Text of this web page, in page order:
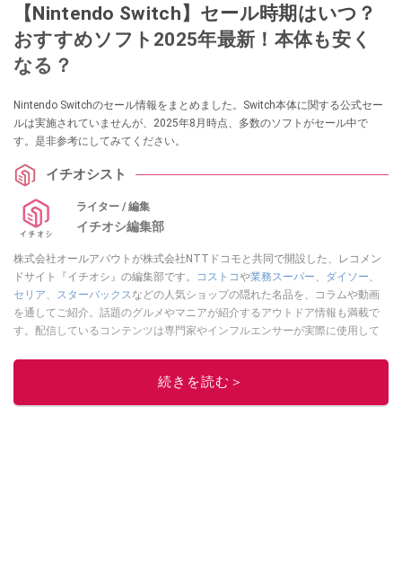
【Nintendo Switch】セール時期はいつ？
おすすめソフト2025年最新！本体も安く
なる？
Nintendo Switchのセール情報をまとめました。Switch本体に関する公式セー
ルは実施されていませんが、2025年8月時点、多数のソフトがセール中で
す。是非参考にしてみてください。
イチオシスト
ライター / 編集
イチオシ編集部
株式会社オールアバウトが株式会社NTTドコモと共同で開設した、レコメン
ドサイト『イチオシ』の編集部です。
コストコや業務スーパー、 ダイソー、
セリア、 スターバックスなどの人気ショップの隠れた名品を、コラムや動画
を通してご紹介。話題のグルメやマニアが紹介するアウトドア情報も満載で
す。配信しているコンテンツは専門家やインフルエンサーが実際に使用して
ニュースでフォロー
続きを読む＞